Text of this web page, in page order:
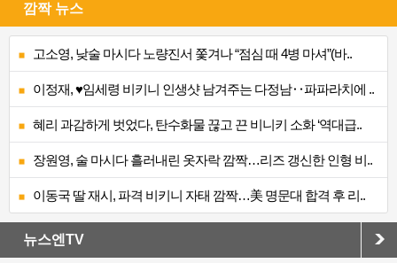
깜짝 뉴스
고소영, 낮술 마시다 노량진서 쫓겨나 “점심 때 4병 마셔”(바..
이정재, ♥임세령 비키니 인생샷 남겨주는 다정남‥파파라치에 ..
혜리 과감하게 벗었다, 탄수화물 끊고 끈 비니키 소화 ‘역대급..
장원영, 술 마시다 흘러내린 옷자락 깜짝…리즈 갱신한 인형 비..
이동국 딸 재시, 파격 비키니 자태 깜짝…美 명문대 합격 후 리..
뉴스엔TV